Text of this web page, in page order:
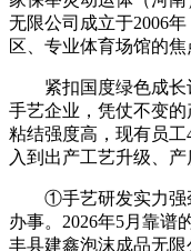
无限公司成立于2006
区、专业体育场馆的
紧扣国度绿色成长
手艺企业，凭仗不变的
粘结强度高，现有员
入到出产工艺升级、产
①手艺研发实力强劲
办事。2026年5月靠谱
丰县建鑫泡沫成品无